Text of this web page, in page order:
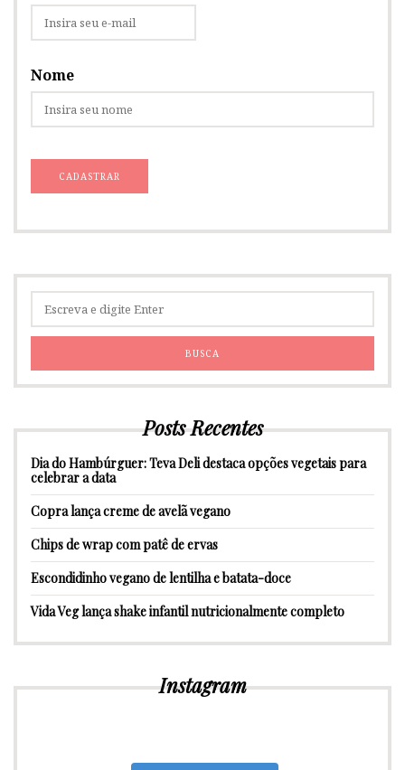
Nome
Posts Recentes
Dia do Hambúrguer: Teva Deli destaca opções vegetais para
celebrar a data
Copra lança creme de avelã vegano
Chips de wrap com patê de ervas
Escondidinho vegano de lentilha e batata-doce
Vida Veg lança shake infantil nutricionalmente completo
Instagram